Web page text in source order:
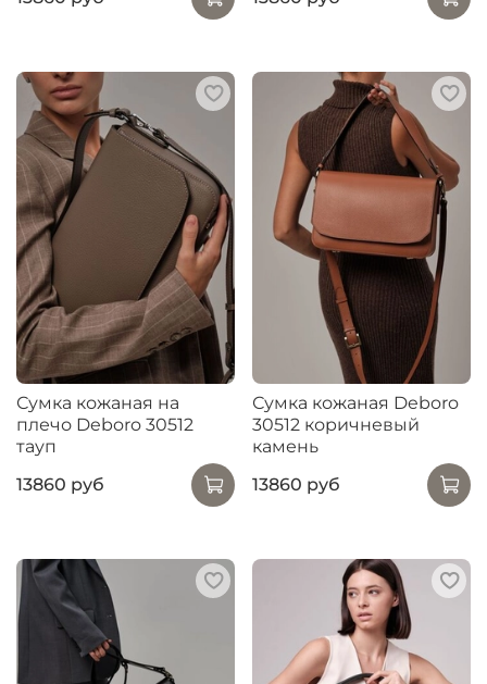
Сумка кожаная на
плечо Deboro 30512
тауп
13860 руб
Сумка кожаная Deboro
30512 коричневый
камень
13860 руб